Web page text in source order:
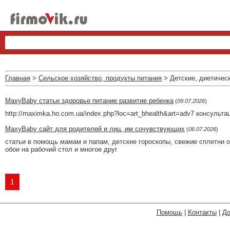
Главная > Сельское хозяйство, продукты питания > Детские,
MaxyBaby статьи здоровье питание развитие ребенка (09.07.2026)
http://maximka.ho.com.ua/index.php?loc=art_bhealth&art=adv7
MaxyBaby сайт для родителей и лиц, им сочувствующих (06.07.2026)
статьи в помощь мамам и папам, детские гороскопы, свежие сплетни
обои на рабочий стол и многое друг
1
Помощь| Контакты|